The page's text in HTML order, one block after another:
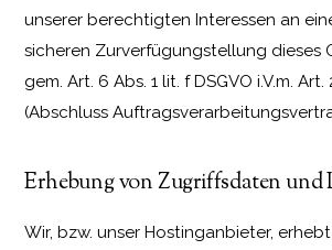
unserer berechtigten Interessen an
sicheren Zurverfügungstellung dieses
gem. Art. 6 Abs. 1 lit. f DSGVO i.V.m. Art.
(Abschluss
Erhebung von Zugriffsdaten und
Wir, bzw. unser Hostinganbieter,